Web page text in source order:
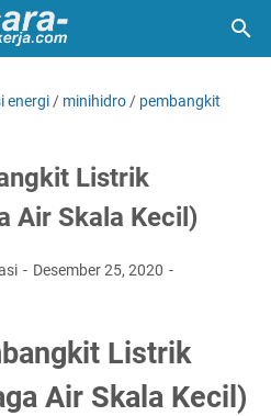
energi / minihidro / pembangkit
Listrik
Air Skala Kecil)
Desember 25, 2020
Listrik
Air Skala Kecil)